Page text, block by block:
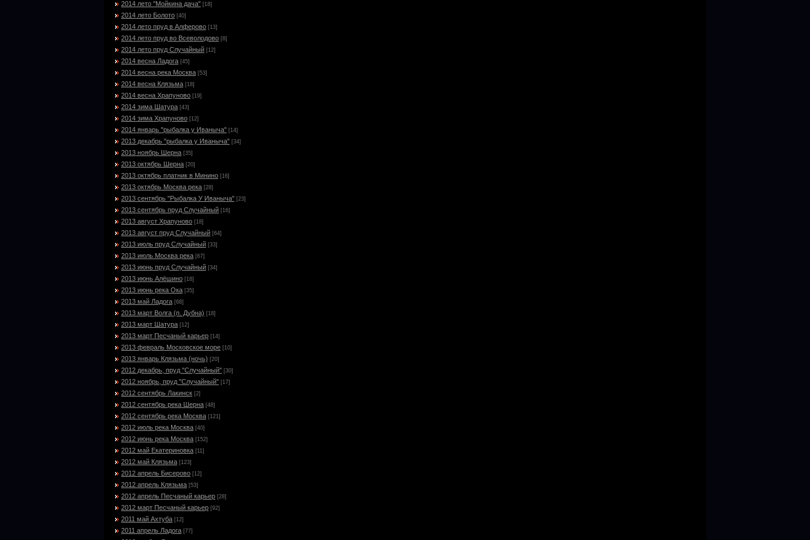
2014 лето "Мойкина дача" [18]
2014 лето Болото [40]
2014 лето пруд в Алферово [13]
2014 лето пруд во Всеволодово [8]
2014 лето пруд Случайный [12]
2014 весна Ладога [45]
2014 весна река Москва [53]
2014 весна Клязьма [18]
2014 весна Храпуново [19]
2014 зима Шатура [43]
2014 зима Храпуново [12]
2014 январь "рыбалка у Иваныча" [14]
2013 декабрь "рыбалка у Иваныча" [34]
2013 ноябрь Шерна [35]
2013 октябрь Шерна [20]
2013 октябрь платник в Минино [16]
2013 октябрь Москва река [28]
2013 сентябрь "Рыбалка У Иваныча" [23]
2013 сентябрь пруд Случайный [16]
2013 август Храпуново [18]
2013 август пруд Случайный [64]
2013 июль пруд Случайный [33]
2013 июль Москва река [67]
2013 июнь пруд Случайный [34]
2013 июнь Алёшино [18]
2013 июнь река Ока [35]
2013 май Ладога [68]
2013 март Волга (п. Дубна) [18]
2013 март Шатура [12]
2013 март Песчаный карьер [14]
2013 февраль Московское море [10]
2013 январь Клязьма (ночь) [20]
2012 декабрь, пруд "Случайный" [30]
2012 ноябрь, пруд "Случайный" [17]
2012 сентябрь Лакинск [2]
2012 сентябрь река Шерна [48]
2012 сентябрь река Москва [121]
2012 июль река Москва [40]
2012 июнь река Москва [152]
2012 май Екатериновка [11]
2012 май Клязьма [123]
2012 апрель Бисерово [12]
2012 апрель Клязьма [53]
2012 апрель Песчаный карьер [28]
2012 март Песчаный карьер [92]
2011 май Ахтуба [12]
2011 апрель Ладога [77]